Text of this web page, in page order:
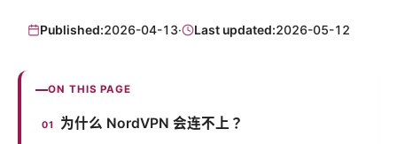
Published:2026-04-13· Last updated:2026-05-12
ON THIS PAGE
为什么 NordVPN 会连不上？